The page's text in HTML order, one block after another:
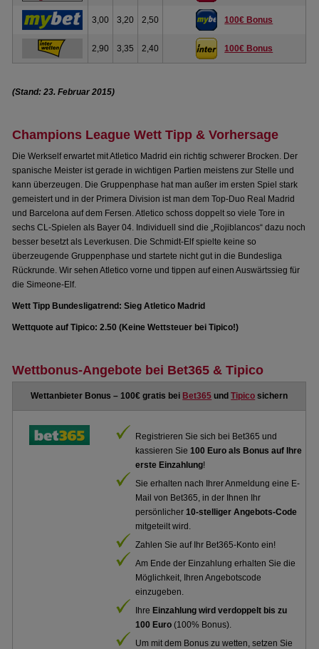
3,00 3,20 2,50 100€ Bonus
2,90 3,35 2,40 100€ Bonus
(Stand: 23. Februar 2015)
Champions League Wett Tipp & Vorhersage
Die Werkself erwartet mit Atletico Madrid ein richtig schwerer Brocken. Der
spanische Meister ist gerade in wichtigen Partien meistens zur Stelle und
kann überzeugen. Die Gruppenphase hat man außer im ersten Spiel stark
gemeistert und in der Primera Division ist man dem Top-Duo Real Madrid
und Barcelona auf dem Fersen. Atletico schoss doppelt so viele Tore in
sechs CL-Spielen als Bayer 04. Individuell sind die „Rojiblancos“ dazu noch
besser besetzt als Leverkusen. Die Schmidt-Elf spielte keine so
überzeugende Gruppenphase und startete nicht gut in die Bundesliga
Rückrunde. Wir sehen Atletico vorne und tippen auf einen Auswärtssieg für
die Simeone-Elf.
Wett Tipp Bundesligatrend: Sieg Atletico Madrid
Wettquote auf Tipico: 2.50 (Keine Wettsteuer bei Tipico!)
Wettbonus-Angebote bei Bet365 & Tipico
Wettanbieter Bonus – 100€ gratis bei Bet365 undTipico sichern
Registrieren Sie sich bei Bet365 und
kassieren Sie100 Euro als Bonus auf Ihre
erste Einzahlung!
Sie erhalten nach Ihrer Anmeldung eine E-
Mail von Bet365, in der Ihnen Ihr
persönlicher10-stelliger Angebots-Code
mitgeteilt wird.
Zahlen Sie auf Ihr Bet365-Konto ein!
Am Ende der Einzahlung erhalten Sie die
Möglichkeit, Ihren Angebotscode
einzugeben.
Ihre Einzahlung wird verdoppelt bis zu
100 Euro (100% Bonus).
Um mit dem Bonus zu wetten, setzen Sie